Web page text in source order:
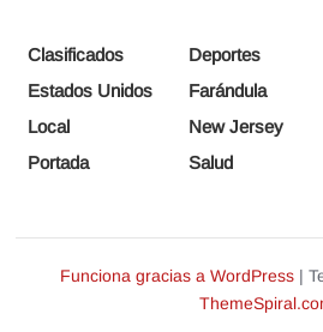
Clasificados Deportes
Estados Unidos
Farándula
Local
New Jersey
Portada
Salud
Funciona gracias a WordPress |